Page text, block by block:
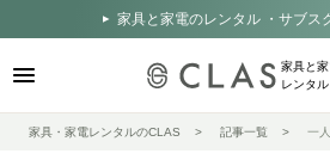
家具と家電のレンタル ・サブス
家具と
レンタ
家具・家電レンタルのCLAS 記事一覧 一